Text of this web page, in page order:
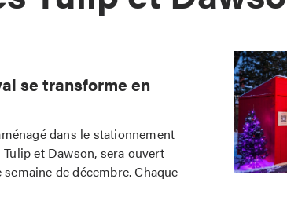
se transforme en
dans le stationnement
et Dawson, sera ouvert
de décembre. Chaque